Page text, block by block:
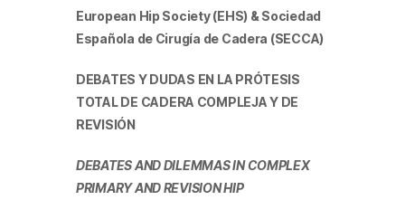
European Hip Society (EHS) & Sociedad
Española de Cirugía de Cadera (SECCA)
DEBATES Y DUDAS EN LA PRÓTESIS
TOTALDE CADERA COMPLEJA Y DE
REVISIÓN
DEBATES AND DILEMMAS IN COMPLEX
PRIMARY AND REVISION HIP